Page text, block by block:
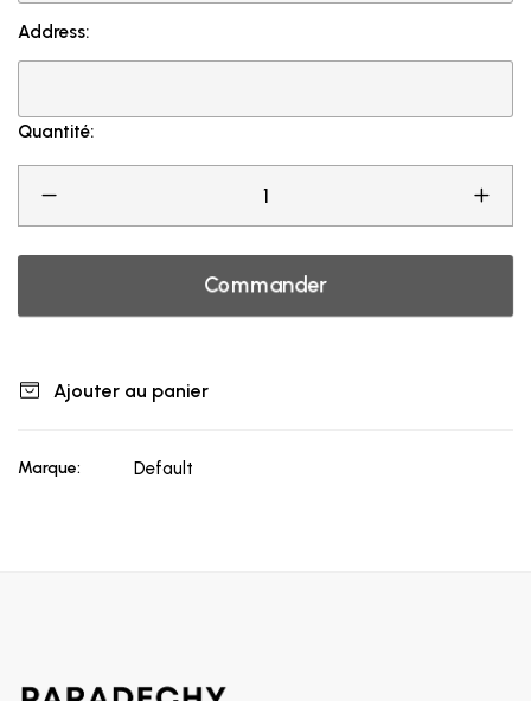
Address:
Quantité:
Commander
Ajouter au panier
Marque: Default